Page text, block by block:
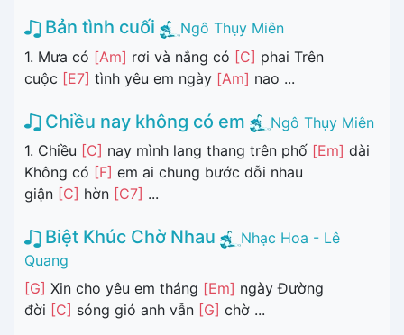
Bản tình cuối
Ngô Thụy Miên
1. Mưa có [Am] rơi và nắng có [C] phai Trên
cuộc [E7] tình yêu em ngày [Am] nao ...
Chiều nay không có em
Ngô Thụy Miên
1. Chiều [C] nay mình lang thang trên phố [Em] dài
Không có [F] em ai chung bước dỗi nhau
giận [C] hờn [C7] ...
Biệt Khúc Chờ Nhau
Nhạc Hoa - Lê
Quang
[G] Xin cho yêu em tháng [Em] ngày Đường
đời [C] sóng gió anh vẫn [G] chờ ...